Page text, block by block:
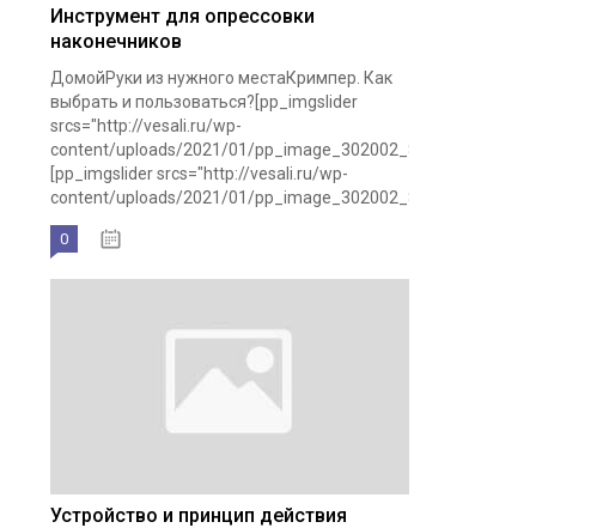
Инструмент для опрессовки
наконечников
ДомойРуки из нужного местаКримпер. Как
выбрать и пользоваться?[pp_imgslider
srcs="http://vesali.ru/wp-
content/uploads/2021/01/pp_image_302002_8r8slafvntkrimper.jpg"]
[pp_imgslider srcs="http://vesali.ru/wp-
content/uploads/2021/01/
0
Устройство и принцип действия